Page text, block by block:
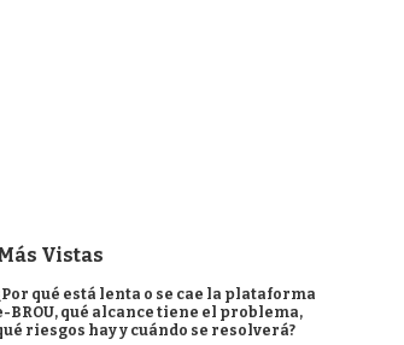
Vistas
qué está lenta o se cae la plataforma
BROU, qué alcance tiene el problema,
riesgos hay y cuándo se resolverá?